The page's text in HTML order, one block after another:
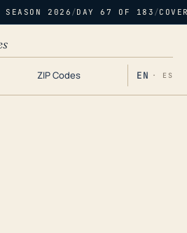
SEASON 2026 /DAY 67 OF 183 /
ZIP Codes EN · ES